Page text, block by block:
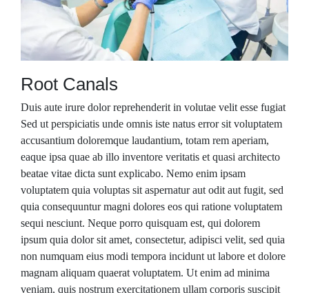
Root Canals
Duis aute irure dolor reprehenderit in volutae velit esse fugiat
Sed ut perspiciatis unde omnis iste natus error sit voluptatem
accusantium doloremque laudantium, totam rem aperiam,
eaque ipsa quae ab illo inventore veritatis et quasi architecto
beatae vitae dicta sunt explicabo. Nemo enim ipsam
voluptatem quia voluptas sit aspernatur aut odit aut fugit, sed
quia consequuntur magni dolores eos qui ratione voluptatem
sequi nesciunt. Neque porro quisquam est, qui dolorem
ipsum quia dolor sit amet, consectetur, adipisci velit, sed quia
non numquam eius modi tempora incidunt ut labore et dolore
magnam aliquam quaerat voluptatem. Ut enim ad minima
veniam, quis nostrum exercitationem ullam corporis suscipit